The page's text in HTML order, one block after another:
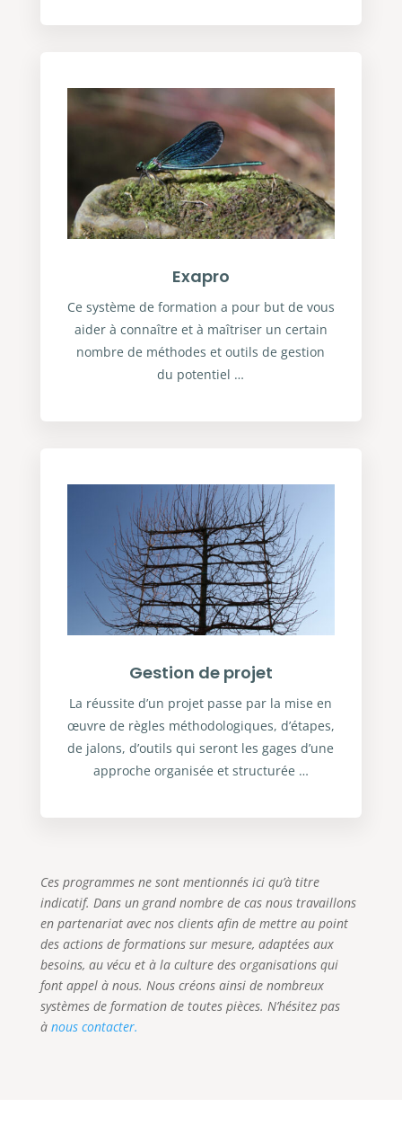
Exapro
Ce système de formation a pour but de vous
aider à connaître et à maîtriser un certain
nombre de méthodes et outils de gestion
du potentiel …
Gestion de projet
La réussite d’un projet passe par la mise en
œuvre de règles méthodologiques, d’étapes,
de jalons, d’outils qui seront les gages d’une
approche organisée et structurée …
Ces programmes ne sont mentionnés ici qu’à titre
indicatif. Dans un grand nombre de cas nous travaillons
en partenariat avec nos clients afin de mettre au point
des actions de formations sur mesure, adaptées aux
besoins, au vécu et à la culture des organisations qui
font appel à nous. Nous créons ainsi de nombreux
systèmes de formation de toutes pièces. N’hésitez pas
à nous contacter.